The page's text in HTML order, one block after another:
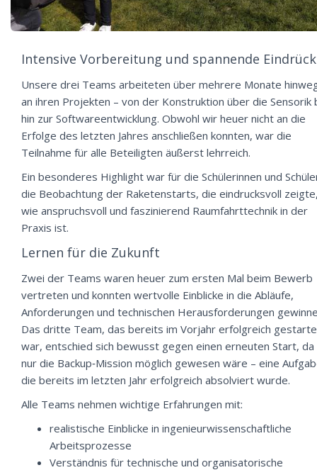
Intensive Vorbereitung und spannende
Unsere drei Teams arbeiteten über mehrere Monate
an ihren Projekten – von der Konstruktion über die Sensorik
hin zur Softwareentwicklung. Obwohl wir heuer nicht an die
Erfolge des letzten Jahres anschließen konnten, war die
Teilnahme für alle Beteiligten äußerst lehrreich.
Ein besonderes Highlight war für die Schülerinnen und
die Beobachtung der Raketenstarts, die eindrucksvoll
wie anspruchsvoll und faszinierend Raumfahrttechnik in der
Praxis ist.
Lernen für die Zukunft
Zwei der Teams waren heuer zum ersten Mal beim Bewerb
vertreten und konnten wertvolle Einblicke in die Abläufe,
Anforderungen und technischen Herausforderungen
Das dritte Team, das bereits im Vorjahr erfolgreich
war, entschied sich bewusst gegen einen erneuten Start, da
nur die Backup‑Mission möglich gewesen wäre – eine
die bereits im letzten Jahr erfolgreich absolviert wurde.
Alle Teams nehmen wichtige Erfahrungen mit:
realistische Einblicke in ingenieurwissenschaftliche
Arbeitsprozesse
Verständnis für technische und organisatorische